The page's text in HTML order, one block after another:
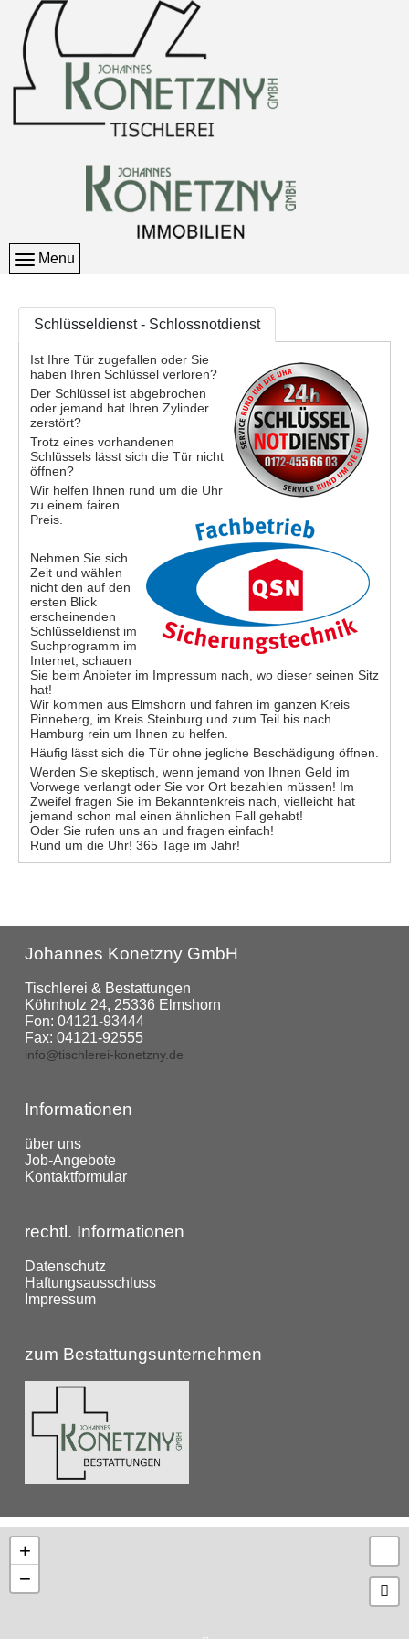
Menu
Schlüsseldienst - Schlossnotdienst
Ist Ihre Tür zugefallen oder Sie
haben Ihren Schlüssel verloren?
Der Schlüssel ist abgebrochen
oder jemand hat Ihren Zylinder
zerstört?
Trotz eines vorhandenen
Schlüssels lässt sich die Tür nicht
öffnen?
Wir helfen Ihnen rund um die Uhr
zu einem fairen
Preis.
Nehmen Sie sich
Zeit und wählen
nicht den auf den
ersten Blick
erscheinenden
Schlüsseldienst im
Suchprogramm im
Internet, schauen
Sie beim Anbieter im Impressum nach, wo dieser seinen Sitz
hat!
Wir kommen aus Elmshorn und fahren im ganzen Kreis
Pinneberg, im Kreis Steinburg und zum Teil bis nach
Hamburg rein um Ihnen zu helfen.
Häufig lässt sich die Tür ohne jegliche Beschädigung öffnen.
Werden Sie skeptisch, wenn jemand von Ihnen Geld im
Vorwege verlangt oder Sie vor Ort bezahlen müssen! Im
Zweifel fragen Sie im Bekanntenkreis nach, vielleicht hat
jemand schon mal einen ähnlichen Fall gehabt!
Oder Sie rufen uns an und fragen einfach!
Rund um die Uhr! 365 Tage im Jahr!
Johannes Konetzny GmbH
Tischlerei & Bestattungen
Köhnholz 24, 25336 Elmshorn
Fon:04121-93444
Fax: 04121-92555
info@tischlerei-konetzny.de
Informationen
über uns
Job-Angebote
Kontaktformular
rechtl. Informationen
Datenschutz
Haftungsausschluss
Impressum
zum Bestattungsunternehmen
+
−